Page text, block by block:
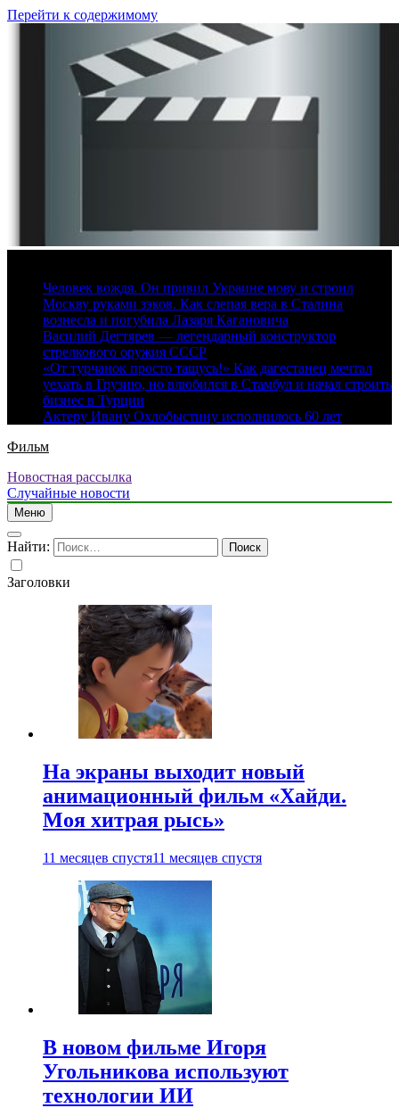
Перейти к содержимому
Человек вождя. Он привил Украине мову и строил
Москву руками зэков. Как слепая вера в Сталина
вознесла и погубила Лазаря Кагановича
Василий Дегтярев — легендарный конструктор
стрелкового оружия СССР
«От турчанок просто тащусь!» Как дагестанец мечтал
уехать в Грузию, но влюбился в Стамбул и начал строить
бизнес в Турции
Актеру Ивану Охлобыстину исполнилось 60 лет
Фильм
Новостная рассылка
Случайные новости
Меню
Найти:
Заголовки
На экраны выходит новый
анимационный фильм «Хайди.
Моя хитрая рысь»
11 месяцев спустя11 месяцев спустя
В новом фильме Игоря
Угольникова используют
технологии ИИ